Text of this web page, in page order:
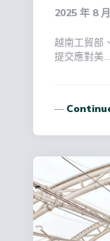
2025 年 8
越南工貿部
提交應對美…